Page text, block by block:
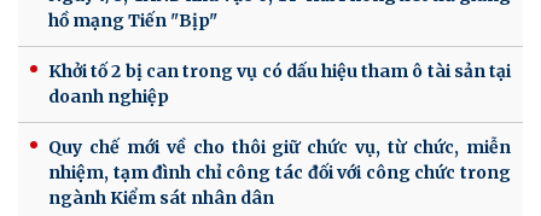
hồ mạng Tiến "Bịp"
Khởi tố 2 bị can trong vụ có dấu hiệu tham ô tài sản tại
doanh nghiệp
Quy chế mới về cho thôi giữ chức vụ, từ chức, miễn
nhiệm, tạm đình chỉ công tác đối với công chức trong
ngành Kiểm sát nhân dân